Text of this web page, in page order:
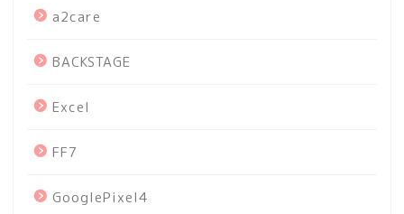
a2care
BACKSTAGE
Excel
FF7
GooglePixel4